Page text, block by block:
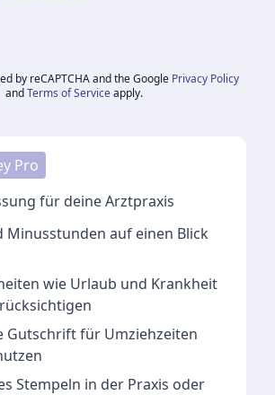
by reCAPTCHA and the Google Privacy Policy
and Terms of Service apply.
Pro
für deine Arztpraxis
Minusstunden auf einen Blick
wie Urlaub und Krankheit
Gutschriftfür Umziehzeiten
Stempeln in der Praxis oder